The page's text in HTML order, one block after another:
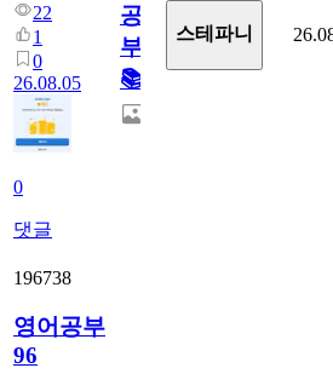
22
1
0
26.08.05
0
댓글
공
부!
📚
스테파니
196738
영어공부
96